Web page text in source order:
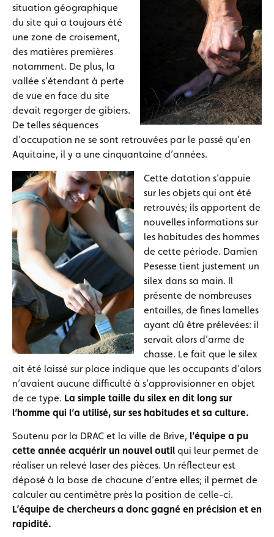
situation géographique
du site qui a toujours été
une zone de croisement,
des matières premières
notamment. De plus, la
vallée s’étendant à perte
de vue en face du site
devait regorger de gibiers.
De telles séquences
d’occupation ne se sont retrouvées par le passé qu’en
Aquitaine, il y a une cinquantaine d’années.
Cette datation s’appuie
sur les objets qui ont été
retrouvés; ils apportent de
nouvelles informations sur
les habitudes des hommes
de cette période. Damien
Pesesse tient justement un
silex dans sa main. Il
présente de nombreuses
entailles, de fines lamelles
ayant dû être prélevées: il
servait alors d’arme de
chasse. Le fait que le silex
ait été laissé sur place indique que les occupants d’alors
n’avaient aucune difficulté à s’approvisionner en objet
de ce type. La simple taille du silex en dit long sur
l’homme qui l’a utilisé, sur ses habitudes et sa culture.
Soutenu par la DRAC et la ville de Brive, l’équipe a pu
cette année acquérir un nouvel outil qui leur permet de
réaliser un relevé laser des pièces. Un réflecteur est
déposé à la base de chacune d’entre elles; il permet de
calculer au centimètre près la position de celle-ci.
L’équipe de chercheurs a donc gagné en précision et en
rapidité.